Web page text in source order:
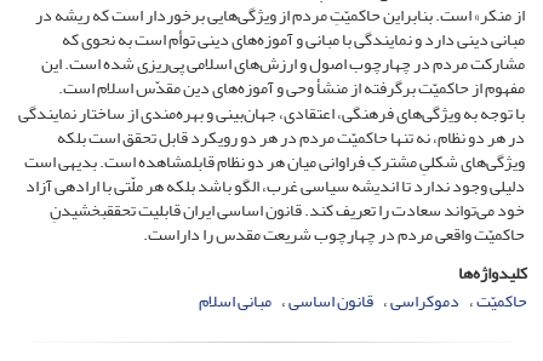
از منکر» است. بنابراین حاکمیّتِ مردم از ویژگی‌هایی برخوردار است که ریشه در
مبانی دینی دارد و نمایندگی با مبانی و آموزه‌های دینی توأم است به نحوی که
مشارکت مردم در چهارچوب اصول و ارزش‌های اسلامی پی‌ریزی شده است. این
مفهوم از حاکمیّت برگرفته از منشأ وحی و آموزه‌های دین مقدّس اسلام است.
با توجه به ویژگی‌های فرهنگی، اعتقادی، جهان‌بینی و بهره‌مندی از ساختار نمایندگی
در هر دو نظام، نه تنها حاکمیّت مردم در هر دو رویکرد قابل تحقق است بلکه
ویژگی‌های شکلیِ مشترکِ فراوانی میان هر دو نظام قابل­مشاهده است. بدیهی است
دلیلی وجود ندارد تا اندیشه سیاسی غرب، الگو باشد بلکه هر ملّتی با اراده­ی آزاد
خود می‌تواند سعادت را تعریف کند. قانون اساسی ایران قابلیت تحقق­بخشیدنِ
حاکمیّت واقعی مردم در چهارچوب شریعت مقدس را داراست.
کلیدواژه‌ها
حاکمیّت دموکراسی قانون اساسی مبانی اسلام